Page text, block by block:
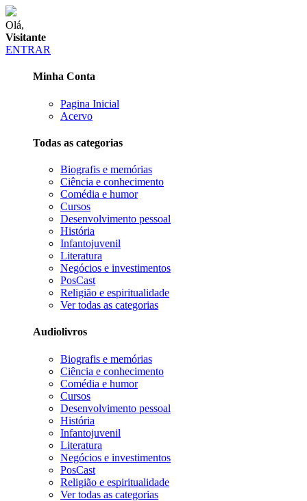
Olá,
Visitante
ENTRAR
Minha Conta
Pagina Inicial
Acervo
Todas as categorias
Biografis e memórias
Ciência e conhecimento
Comédia e humor
Cursos
Desenvolvimento pessoal
História
Infantojuvenil
Literatura
Negócios e investimentos
PosCast
Religião e espiritualidade
Ver todas as categorias
Audiolivros
Biografis e memórias
Ciência e conhecimento
Comédia e humor
Cursos
Desenvolvimento pessoal
História
Infantojuvenil
Literatura
Negócios e investimentos
PosCast
Religião e espiritualidade
Ver todas as categorias